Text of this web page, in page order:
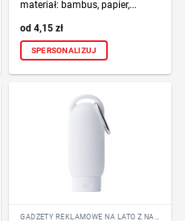
materiał: bambus, papier,...
4,15zł
SPERSONALIZUJ